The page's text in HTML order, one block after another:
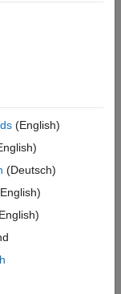
, 궤적, 경로, 센서,
른 계획 알고리즘을
합니다.
이터에 연결하고
(English)
(Deutsch)